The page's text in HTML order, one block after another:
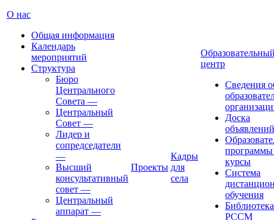
О нас
Общая информация
Календарь
мероприятий
Структура
Бюро
Центрального
Совета —
Центральный
Совет —
Лидер и
сопредседатели
—
Высший
консультативный
совет —
Центральный
аппарат —
Проекты
Кадры
для
села
центр
Сведения
Доска
объявлений
курсы
Система
обучения
Библиотека
РССМ